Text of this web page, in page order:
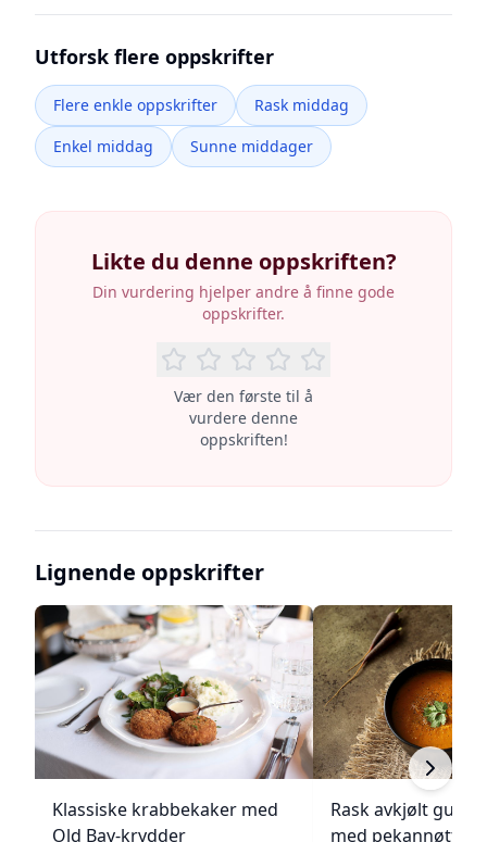
Utforsk flere oppskrifter
Flere enkle oppskrifter
Rask middag
Enkel middag
Sunne middager
Likte du denne oppskriften?
Din vurdering hjelper andre å finne gode
oppskrifter.
Vær den første til å
vurdere denne
oppskriften!
Lignende oppskrifter
Klassiske krabbekaker med
Old Bay-krydder
Rask avkjølt
med pekannøtter